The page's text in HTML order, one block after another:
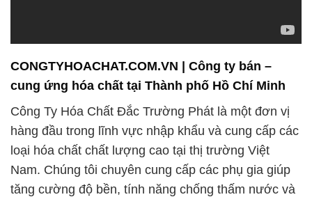
Công Ty Hóa Chất Đắc Trường Phát là một đơn vị
hàng đầu trong lĩnh vực nhập khẩu và cung cấp các
loại hóa chất chất lượng cao tại thị trường Việt
Nam. Chúng tôi chuyên cung cấp các phụ gia giúp
tăng cường độ bền, tính năng chống thấm nước và
độ mịn cho bê tông, đồng thời đảm bảo quy trình
đặt hàng thuận tiện và giao hàng nhanh chóng để
đáp ứng sự tiện lợi cho khách hàng.
Chúng tôi cam kết không ngừng nỗ lực để đáp ứng